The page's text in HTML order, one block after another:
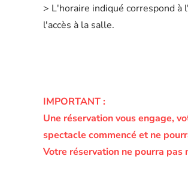
> L'horaire indiqué correspond
l'accès à la salle.
IMPORTANT :
Une réservation vous engage,
spectacle commencé et ne
Votre réservation ne pourra